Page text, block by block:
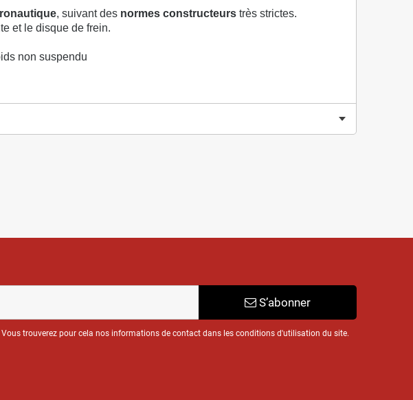
, suivant des normes constructeurs très strictes.
et le disque de frein.
non suspendu
S’abonner
trouverez pour cela nos informations de contact dans les conditions d'utilisation du site.